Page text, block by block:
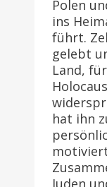
Polen
ins
führt.
gelebt
Land,
hat ihn
Juden